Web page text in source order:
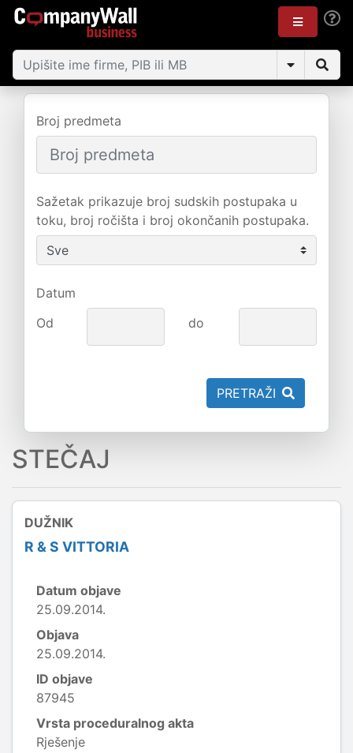
Broj predmeta
Sažetak prikazuje broj sudskih postupaka u
toku, broj ročišta i broj okončanih postupaka.
Datum
Od
do
PRETRAŽI
STEČAJ
DUŽNIK
R & S VITTORIA
Datum objave
25.09.2014.
Objava
25.09.2014.
ID objave
87945
Vrsta proceduralnog akta
Rješenje